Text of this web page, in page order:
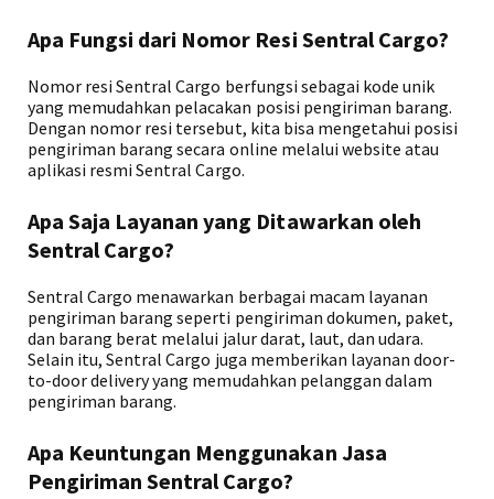
Apa Fungsi dari Nomor Resi Sentral Cargo?
Nomor resi Sentral Cargo berfungsi sebagai kode unik
yang memudahkan pelacakan posisi pengiriman barang.
Dengan nomor resi tersebut, kita bisa mengetahui posisi
pengiriman barang secara online melalui website atau
aplikasi resmi Sentral Cargo.
Apa Saja Layanan yang Ditawarkan oleh
Sentral Cargo?
Sentral Cargo menawarkan berbagai macam layanan
pengiriman barang seperti pengiriman dokumen, paket,
dan barang berat melalui jalur darat, laut, dan udara.
Selain itu, Sentral Cargo juga memberikan layanan door-
to-door delivery yang memudahkan pelanggan dalam
pengiriman barang.
Apa Keuntungan Menggunakan Jasa
Pengiriman Sentral Cargo?